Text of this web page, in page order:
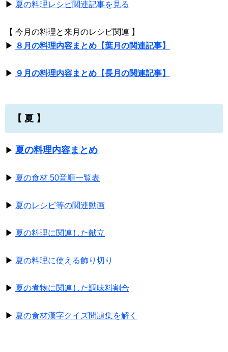
▶ 夏の料理レシピ関連記事を見る
【 今月の料理と来月のレシピ関連 】
▶ ８月の料理内容まとめ【葉月の関連記事】
▶ ９月の料理内容まとめ【長月の関連記事】
【 夏 】
▶ 夏の料理内容まとめ
▶ 夏の食材 50音順一覧表
▶ 夏のレシピ等の関連動画
▶ 夏の料理に関連した献立
▶ 夏の料理に使える飾り切り
▶ 夏の煮物に関連した調味料割合
▶ 夏の食材漢字クイズ問題集を解く